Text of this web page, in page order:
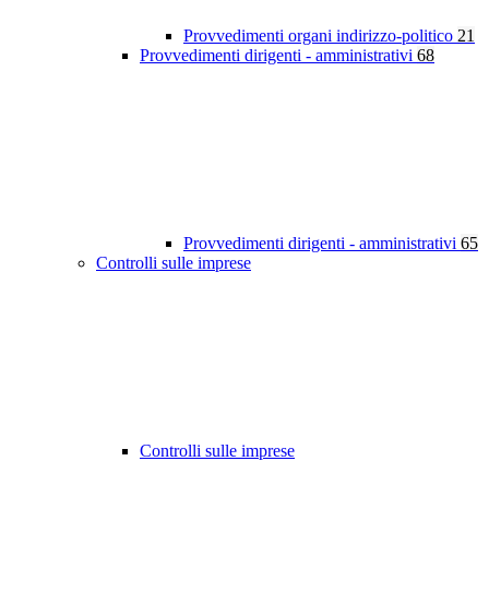
Provvedimenti organi indirizzo-politico 21
Provvedimenti dirigenti - amministrativi 68
Provvedimenti dirigenti - amministrativi 65
Controlli sulle imprese
Controlli sulle imprese